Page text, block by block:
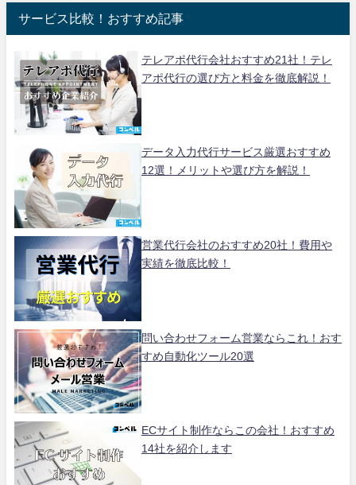
サービス比較！おすすめ記事
テレアポ代行会社おすすめ21社！テレ
アポ代行の選び方と料金を徹底解説！
データ入力代行サービス厳選おすすめ
12選！メリットや選び方を解説！
営業代行会社のおすすめ20社！費用や
実績を徹底比較！
問い合わせフォーム営業ならこれ！おす
すめ自動化ツール20選
ECサイト制作ならこの会社！おすすめ
14社を紹介します